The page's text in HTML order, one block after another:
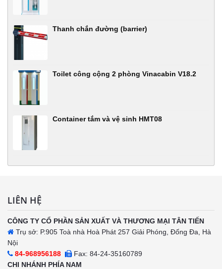
Thanh chắn đường (barrier)
Toilet công cộng 2 phòng Vinacabin V18.2
Container tắm và vệ sinh HMT08
LIÊN HỆ
CÔNG TY CỔ PHẦN SẢN XUẤT VÀ THƯƠNG MẠI TÂN TIẾN
Trụ sở: P.905 Toà nhà Hoà Phát 257 Giải Phóng, Đống Đa, Hà
Nội
84-968956188
Fax: 84-24-35160789
CHI NHÁNH PHÍA NAM